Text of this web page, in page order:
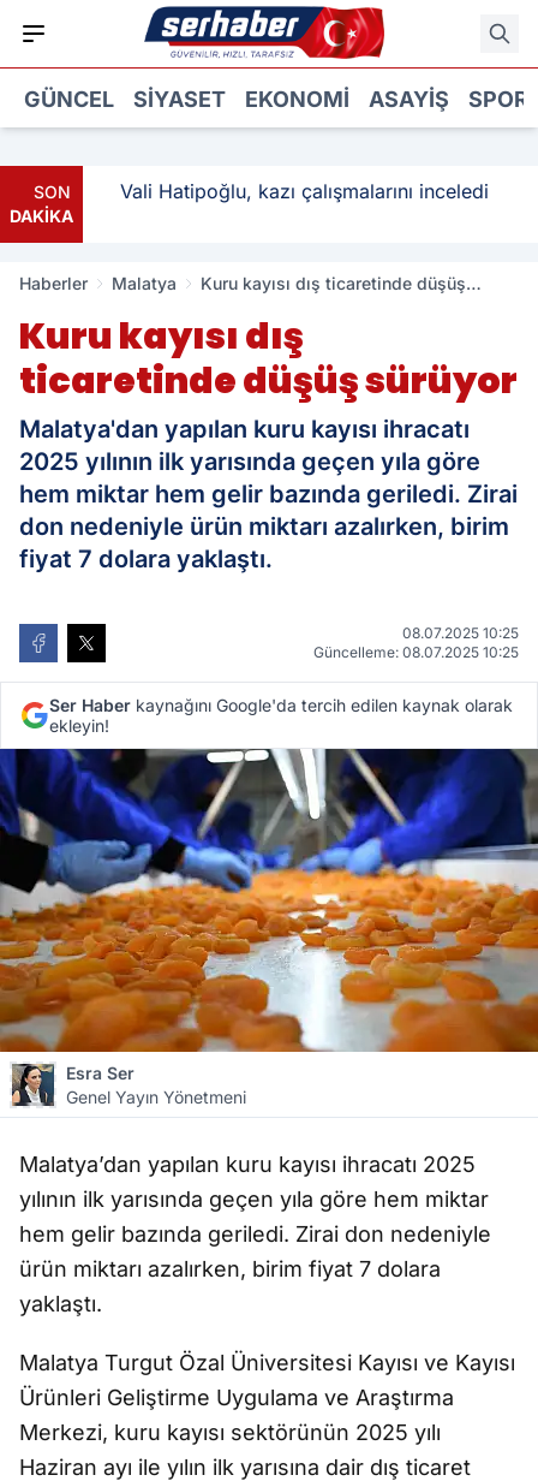
GÜNCEL SIYASET EKONOMI ASAYIŞ SPOR
SON
DAKİKA
Vali Hatipoğlu, kazı çalışmalarını inceledi
Haberler Malatya
Kuru kayısı dış ticaretinde düşüş
Kuru kayısı dış
ticaretinde düşüş sürüyor
Malatya'dan yapılan kuru kayısı ihracatı
2025 yılının ilk yarısında geçen yıla göre
hem miktar hem gelir bazında geriledi. Zirai
don nedeniyle ürün miktarı azalırken, birim
fiyat 7 dolara yaklaştı.
08.07.2025 10:25
Güncelleme: 08.07.2025 10:25
Ser Haber kaynağını Google'da tercih edilen kaynak olarak
ekleyin!
Esra Ser
Genel Yayın Yönetmeni
Malatya’dan yapılan kuru kayısı ihracatı 2025
yılının ilk yarısında geçen yıla göre hem miktar
hem gelir bazında geriledi. Zirai don nedeniyle
ürün miktarı azalırken, birim fiyat 7 dolara
yaklaştı.
Malatya Turgut Özal Üniversitesi Kayısı ve Kayısı
Ürünleri Geliştirme Uygulama ve Araştırma
Merkezi, kuru kayısı sektörünün 2025 yılı
Haziran ayı ile yılın ilk yarısına dair dış ticaret